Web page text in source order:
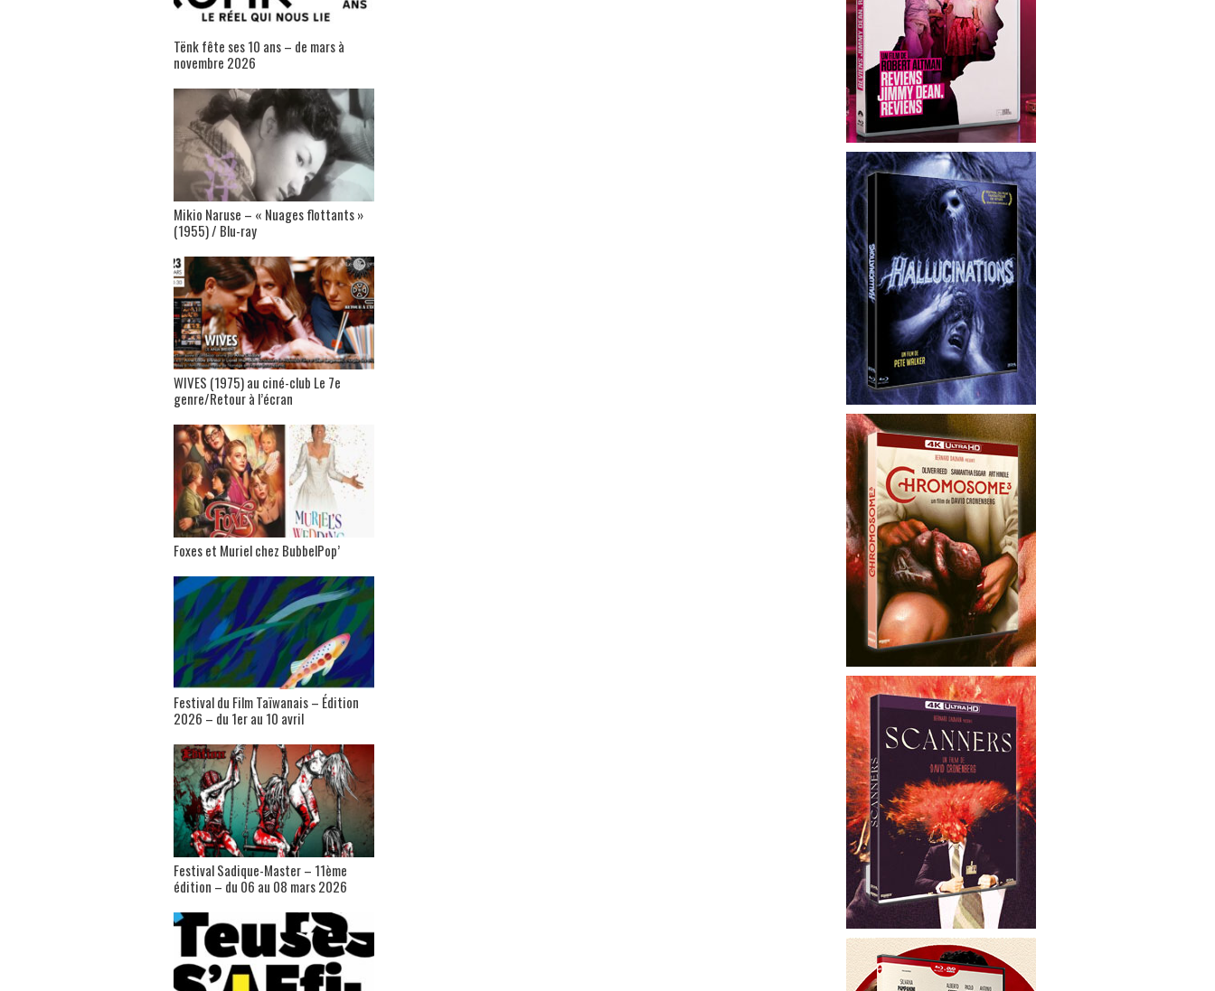
Tënk fête ses 10 ans – de mars à
novembre 2026
Mikio Naruse – « Nuages flottants »
(1955) / Blu-ray
WIVES (1975) au ciné-club Le 7e
genre/Retour à l’écran
Foxes et Muriel chez BubbelPop’
Festival du Film Taïwanais – Édition
2026 – du 1er au 10 avril
Festival Sadique-Master – 11ème
édition – du 06 au 08 mars 2026